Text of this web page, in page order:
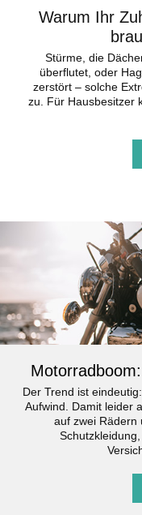
Warum Ihr
Stürme, die
überflutet, oder
zerstört – solche
zu. Für Hausbesitzer
Der Trend ist
Aufwind. Damit leider
auf zwei Rädern